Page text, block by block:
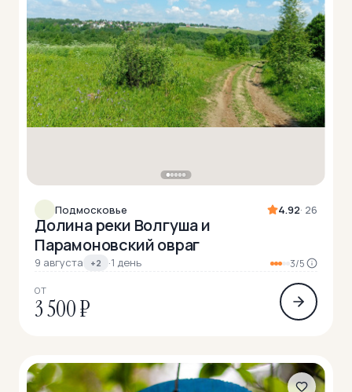
Подмосковье 4.92· 26
Долина реки Волгуша и
Парамоновский овраг
9 августа +2 ·1 день 3/5
ОТ
3 500 ₽